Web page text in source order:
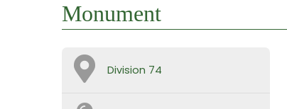
Monument
Division 74